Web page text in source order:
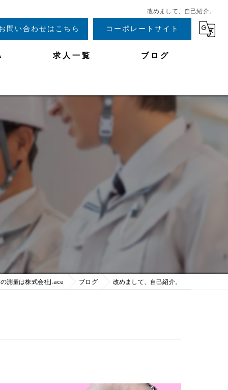
改めまして、自己紹介。
問い合わせはこちら コーポレートサイト
求人一覧 ブログ
測量は株式会社J.ace ブログ 改めまして、自己紹介。